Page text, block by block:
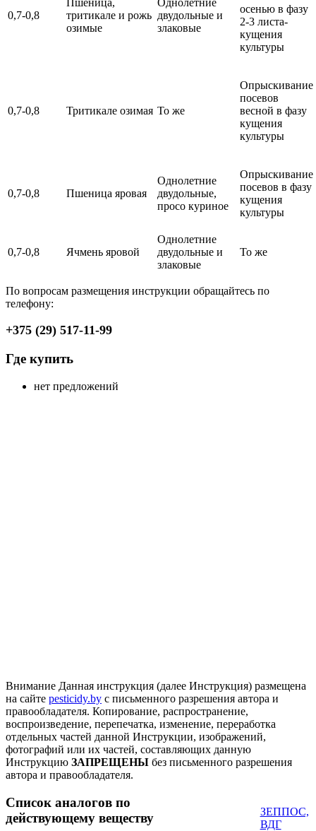
0,7-0,8
Пшеница,
тритикале и рожь
озимые
Однолетние
двудольные и
злаковые
осенью в фазу
2-3 листа-
кущения
культуры
0,7-0,8 Тритикале озимая То же
Опрыскивание
посевов
весной в фазу
кущения
культуры
0,7-0,8 Пшеница яровая
Однолетние
двудольные,
просо куриное
Опрыскивание
посевов в фазу
кущения
культуры
0,7-0,8 Ячмень яровой
Однолетние
двудольные и
злаковые
То же
По вопросам размещения инструкции обращайтесь по
телефону:
+375 (29) 517-11-99
Где купить
нет предложений
Внимание Данная инструкция (далее Инструкция) размещена
на сайте pesticidy.by с письменного разрешения автора и
правообладателя. Копирование, распространение,
воспроизведение, перепечатка, изменение, переработка
отдельных частей данной Инструкции, изображений,
фотографий или их частей, составляющих данную
Инструкцию ЗАПРЕЩЕНЫ без письменного разрешения
автора и правообладателя.
Список аналогов по
действующему веществу
ЗЕППОС,
ВДГ